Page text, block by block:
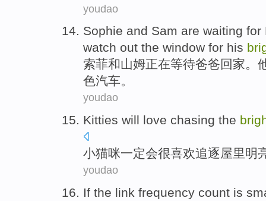
youdao
Sophie and Sam are waiting for
watch out the window for his
索菲和山姆正在等待爸爸回家。
色汽车。
youdao
Kitties will love chasing the
小猫咪一定会很喜欢追逐屋里明
youdao
If the link frequency count is